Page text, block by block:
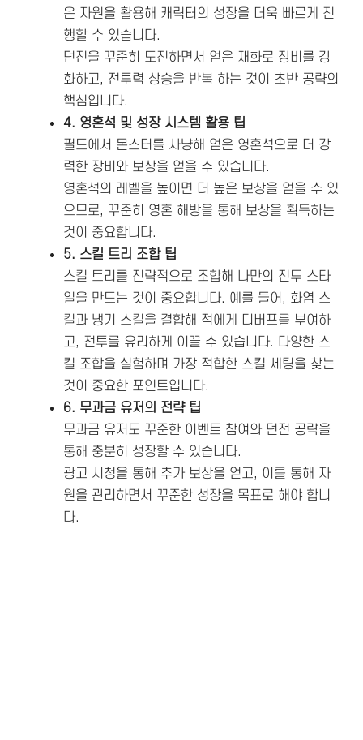
은 자원을 활용해 캐릭터의 성장을 더욱 빠르게 진
행할 수 있습니다.
던전을 꾸준히 도전하면서 얻은 재화로 장비를 강
화하고, 전투력 상승을 반복 하는 것이 초반 공략의
핵심입니다.
4. 영혼석 및 성장 시스템 활용 팁
필드에서 몬스터를 사냥해 얻은 영혼석으로 더 강
력한 장비와 보상을 얻을 수 있습니다​.
영혼석의 레벨을 높이면 더 높은 보상을 얻을 수 있
으므로, 꾸준히 영혼 해방을 통해 보상을 획득하는
것이 중요합니다.
5. 스킬 트리 조합 팁
스킬 트리를 전략적으로 조합해 나만의 전투 스타
일을 만드는 것이 중요합니다. 예를 들어, 화염 스
킬과 냉기 스킬을 결합해 적에게 디버프를 부여하
고, 전투를 유리하게 이끌 수 있습니다. 다양한 스
킬 조합을 실험하며 가장 적합한 스킬 세팅을 찾는
것이 중요한 포인트입니다.
6. 무과금 유저의 전략 팁
무과금 유저도 꾸준한 이벤트 참여와 던전 공략을
통해 충분히 성장할 수 있습니다.
광고 시청을 통해 추가 보상을 얻고, 이를 통해 자
원을 관리하면서 꾸준한 성장을 목표로 해야 합니
다.